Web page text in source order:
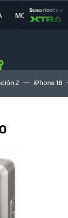
MOVILIDAD
Suscríbete a
Z iPhone 18